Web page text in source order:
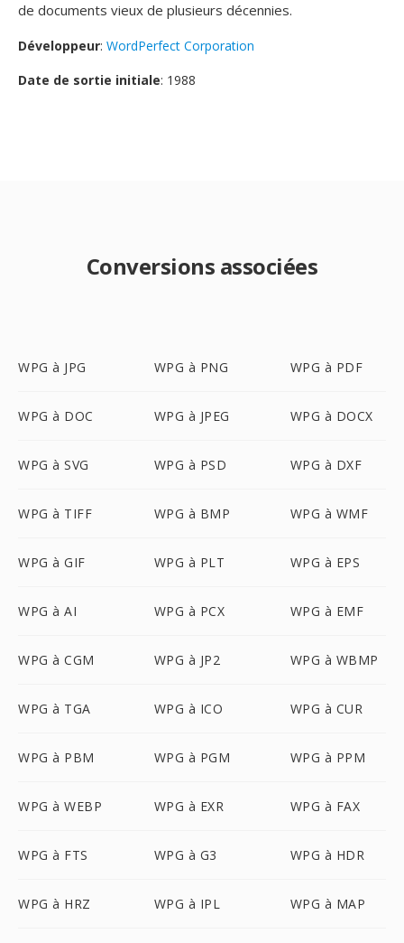
de documents vieux de plusieurs décennies.
Développeur: WordPerfect Corporation
Date de sortie initiale: 1988
Conversions associées
WPG à JPG WPG à PNG WPG à PDF
WPG à DOC WPG à JPEG WPG à DOCX
WPG à SVG WPG à PSD WPG à DXF
WPG à TIFF WPG à BMP WPG à WMF
WPG à GIF WPG à PLT WPG à EPS
WPG à AI WPG à PCX WPG à EMF
WPG à CGM WPG à JP2 WPG à WBMP
WPG à TGA WPG à ICO WPG à CUR
WPG à PBM WPG à PGM WPG à PPM
WPG à WEBP WPG à EXR WPG à FAX
WPG à FTS WPG à G3 WPG à HDR
WPG à HRZ WPG à IPL WPG à MAP